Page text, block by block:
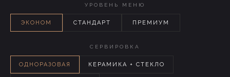
УРОВЕНЬ МЕНЮ
ЭКОНОМ СТАНДАРТ ПРЕМИУМ
СЕРВИРОВКА
ОДНОРАЗОВАЯ КЕРАМИКА + СТЕКЛО